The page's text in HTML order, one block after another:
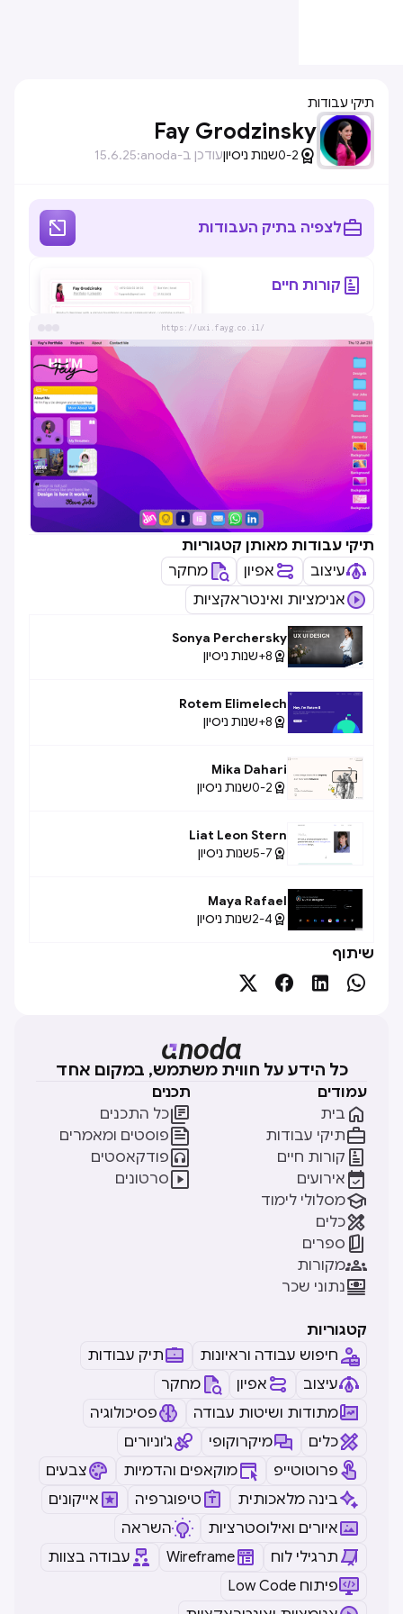
תיקי עבודות
Fay Grodzinsky

0-2שנות ניסיוןעודכן ב-anoda: 15.6.25
לצפיה בתיק העבודות 
 קורות חיים
https://uxi.fayg.co.il/
תיקי עבודות מאותן קטגוריות
עיצוב
אפיון
מחקר
אנימציות ואינטראקציות
Sonya Perchersky

8+ שנות ניסיון
Rotem Elimelech

8+ שנות ניסיון
Mika Dahari

0-2שנות ניסיון
Liat Leon Stern

5-7שנות ניסיון
Maya Rafael

2-4שנות ניסיון
שיתוף




כל הידע על חווית משתמש, במקום אחד
עמודים
בית 
תיקי עבודות
קורות חיים 
אירועים 
מסלולי לימוד
כלים
ספרים 
מקורות
נתוני שכר
תכנים
כל התכנים
פוסטים ומאמרים
פודקאסטים
סרטונים
קטגוריות
חיפוש עבודה וראיונות
תיק עבודות
עיצוב
אפיון
מחקר
מתודות ושיטות עבודה
פסיכולוגיה
כלים
מיקרוקופי
ג'וניורים
פרוטוטייפ
מוקאפים והדמיות
צבעים
בינה מלאכותית
טיפוגרפיה
אייקונים
איורים ואילוסטרציות
השראה
תרגילי לוח
Wireframe
עבודה בצוות
Low Code פיתוח